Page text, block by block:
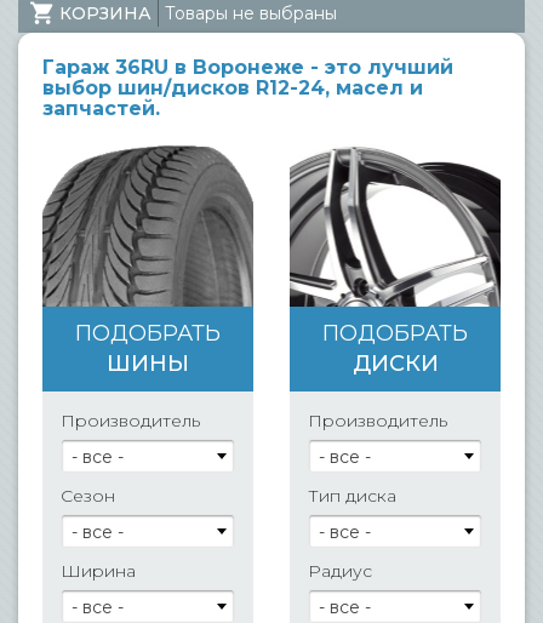
КОРЗИНА Товары не выбраны
Гараж 36RU в Воронеже - это лучший
выбор шин/дисков R12-24, масел и
запчастей.
ПОДОБРАТЬ
ШИНЫ
Производитель
- все -
Сезон
- все -
Ширина
- все -
ПОДОБРАТЬ
ДИСКИ
Производитель
- все -
Тип диска
- все -
Радиус
- все -